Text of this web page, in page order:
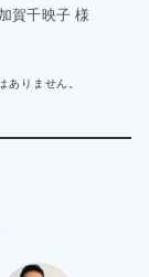
加賀千映子 様
せん。